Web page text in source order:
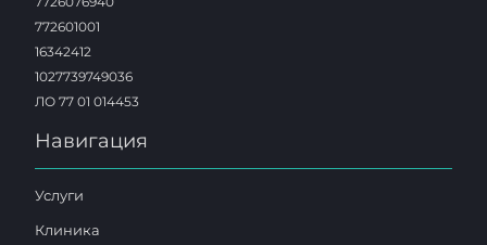
772601001
16342412
1027739749036
ЛО 77 01 014453
Навигация
Услуги
Клиника